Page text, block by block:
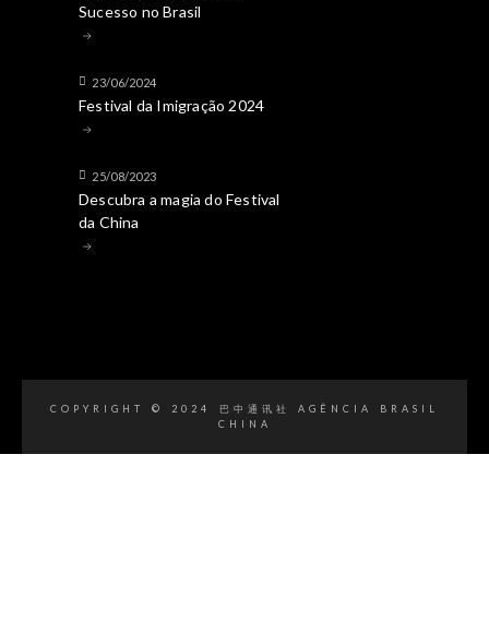
Sucesso no Brasil
23/06/2024
Festival da Imigração 2024
25/08/2023
Descubra a magia do Festival
da China
COPYRIGHT © 2024 巴中通讯社 AGÊNCIA BRASIL
CHINA